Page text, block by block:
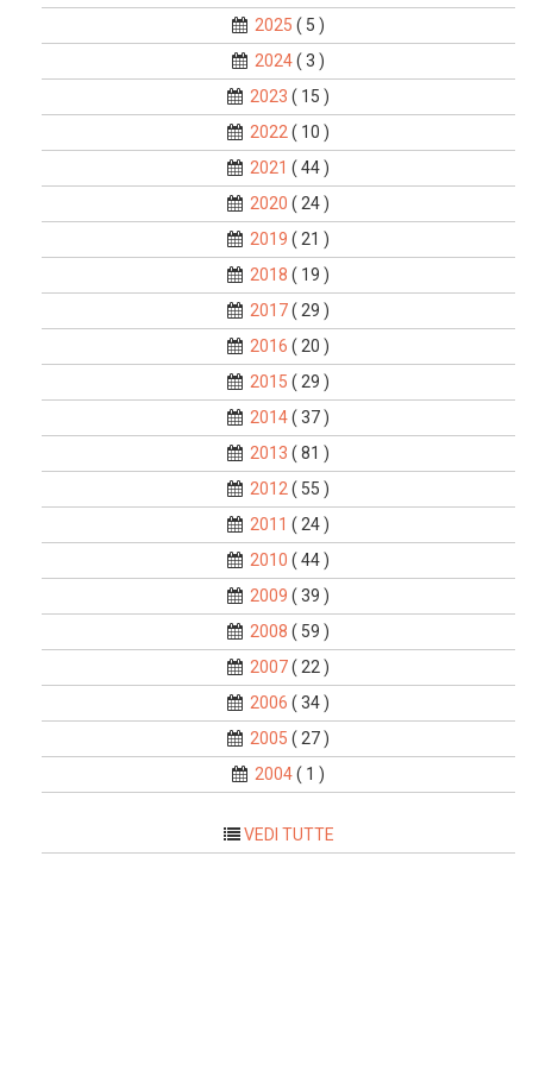
2025 ( 5 )
2024( 3 )
2023 ( 15 )
2022 ( 10 )
2021 ( 44 )
2020 ( 24 )
2019 ( 21 )
2018 ( 19 )
2017( 29 )
2016 ( 20 )
2015 ( 29 )
2014( 37 )
2013 ( 81 )
2012 ( 55 )
2011 ( 24 )
2010 ( 44 )
2009 ( 39 )
2008 ( 59 )
2007( 22 )
2006 ( 34 )
2005 ( 27 )
2004( 1 )
VEDI TUTTE